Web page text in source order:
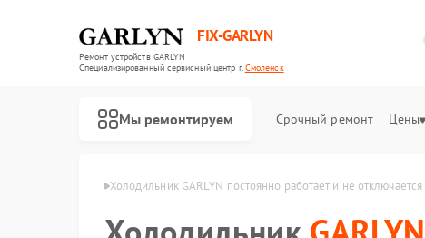
FIX-GARLYN
Ремонт устройств GARLYN
Специализированный cервисный центр г.Смоленск
Мы ремонтируем Срочный ремонт Цены
Холодильник GARLYN постоянно работает и не отключается